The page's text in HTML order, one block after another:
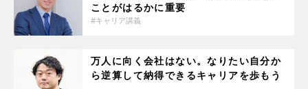
ことがはるかに重要
キャリア講義
万人に向く会社はない。なりたい自分か
ら逆算して納得できるキャリアを歩もう